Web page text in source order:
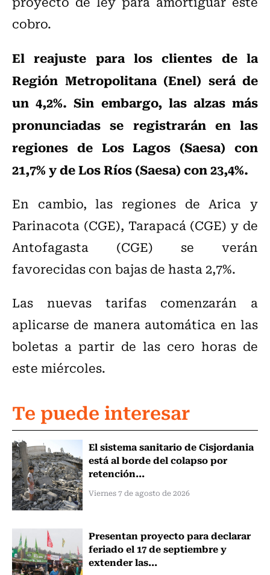
cobro.
El reajuste para los clientes de la
Región Metropolitana (Enel) será de
un 4,2%. Sin embargo, las alzas más
pronunciadas se registrarán en las
regiones de Los Lagos (Saesa) con
21,7% y de Los Ríos (Saesa) con 23,4%.
En cambio, las regiones de Arica y
Parinacota (CGE), Tarapacá (CGE) y de
Antofagasta (CGE) se verán
favorecidas con bajas de hasta 2,7%.
Las nuevas tarifas comenzarán a
aplicarse de manera automática en las
boletas a partir de las cero horas de
este miércoles.
Te puede interesar
El sistema sanitario de Cisjordania
está al borde del colapso por
retención...
Viernes 7 de agosto de 2026
Presentan proyecto para declarar
feriado el 17 de septiembre y
extender las...